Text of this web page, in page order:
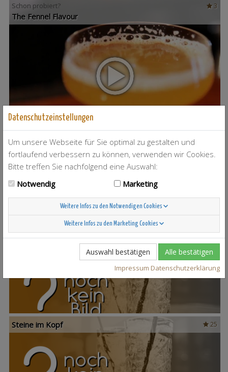
3
Schon probiert?
The Fennel Flavour
T-Berry
37
Scandinavian Sunshine
25
Steine im Kopf
Datenschutzeinstellungen
Um unsere Webseite für Sie optimal zu gestalten und
fortlaufend verbessern zu können, verwenden wir Cookies.
Bitte treffen Sie nachfolgend eine Auswahl:
Notwendig
Marketing
Weitere Infos zu den Notwendigen Cookies
Weitere Infos zu den Marketing Cookies
Auswahl bestätigen Alle bestätigen
Impressum Datenschutzerklärung